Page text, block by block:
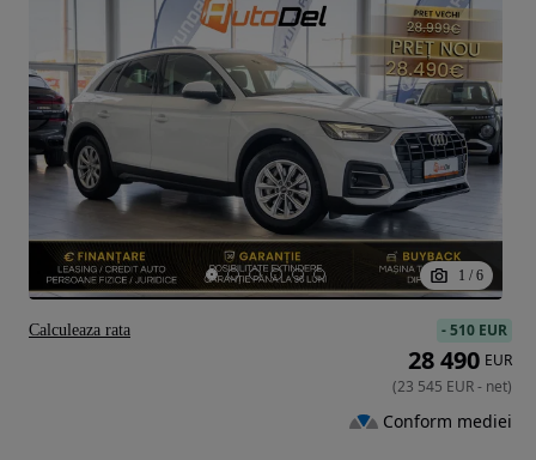
1 / 6
-510 EUR
28 490 EUR
(23 545 EUR- net)
Conform mediei
Calculeaza rata